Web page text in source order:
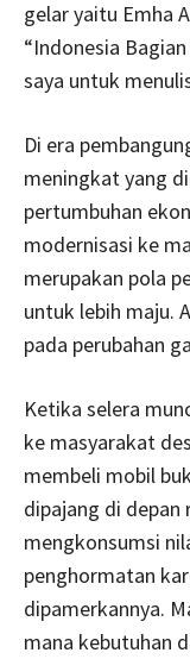
gelar yaitu Emha
“Indonesia
saya untuk
Di era
meningkat yang
pertumbuhan
modernisasi ke
merupakan pola
untuk lebih maju.
pada perubahan
Ketika selera
ke masyarakat
membeli mobil
dipajang di depan
mengkonsumsi
penghormatan
dipamerkannya.
mana kebutuhan